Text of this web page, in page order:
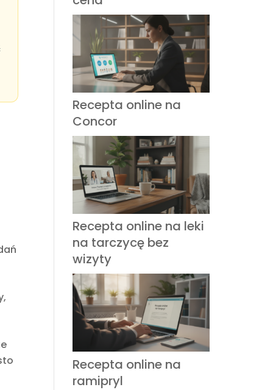
Recepta online na
Concor
Recepta online na leki
na tarczycę bez
wizyty
Recepta online na
ramipryl